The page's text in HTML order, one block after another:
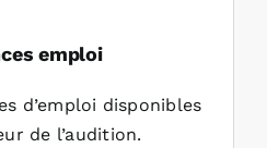
emploi
d’emploi disponibles
de l’audition.